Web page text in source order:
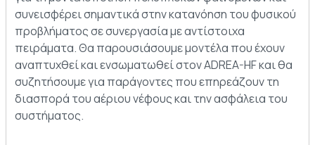
συνεισφέρει σημαντικά στην κατανόηση του φυσικού
προβλήματος σε συνεργασία με αντίστοιχα
πειράματα. Θα παρουσιάσουμε μοντέλα που έχουν
αναπτυχθεί και ενσωματωθεί στον ADREA-HF και θα
συζητήσουμε για παράγοντες που επηρεάζουν τη
διασπορά του αέριου νέφους και την ασφάλεια του
συστήματος.